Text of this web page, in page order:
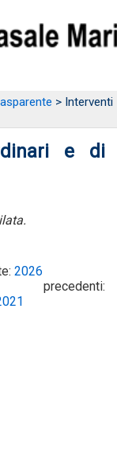
> Interventi
e di
2026